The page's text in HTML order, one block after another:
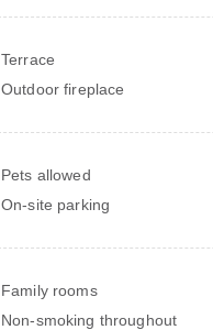
Terrace
Outdoor fireplace
Pets allowed
On-site parking
Family rooms
Non-smoking throughout